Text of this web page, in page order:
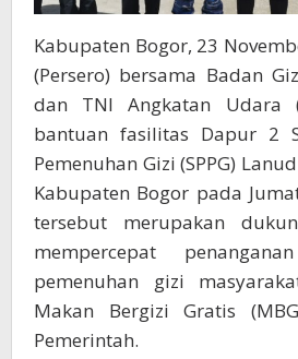
Kabupaten Bogor, 23
(Persero) bersama Badan
dan TNI Angkatan Udara
bantuan fasilitas Dapur 2
Pemenuhan Gizi (SPPG)
Kabupaten Bogor pada
tersebut merupakan
mempercepat
pemenuhan gizi
Makan Bergizi Gratis
Pemerintah.